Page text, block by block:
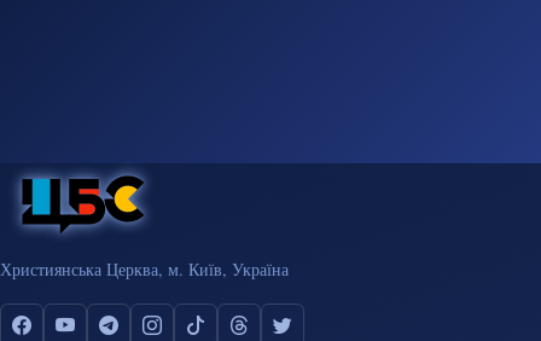
Християнська Церква, м. Київ, Україна